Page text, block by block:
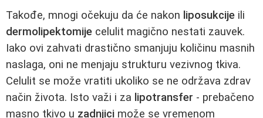
Takođe, mnogi očekuju da će nakon liposukcije ili
dermolipektomije celulit magično nestati zauvek.
Iako ovi zahvati drastično smanjuju količinu masnih
naslaga, oni ne menjaju strukturu vezivnog tkiva.
Celulit se može vratiti ukoliko se ne održava zdrav
način života. Isto važi i za lipotransfer - prebačeno
masno tkivo u zadnjici može se vremenom